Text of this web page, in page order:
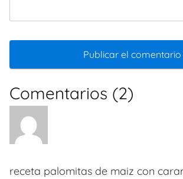
Comentarios (2)
receta palomitas de maiz con